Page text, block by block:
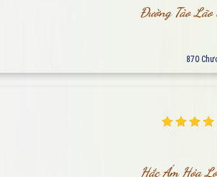
Đường Tào Lão
870
Hắc Ám Hỏa